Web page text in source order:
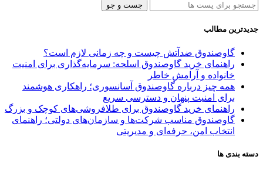
جست و جو
جدیدترین مطالب
گاوصندوق ضدآتش چیست و چه زمانی لازم است؟
راهنمای خرید گاوصندوق اسلحه: سرمایه‌گذاری برای امنیت
خانواده و آرامش خاطر
همه چیز درباره گاوصندوق آسانسوری؛ راهکاری هوشمند
برای امنیت پنهان و دسترسی سریع
راهنمای خرید گاوصندوق برای طلافروشی‌های کوچک و بزرگ
گاوصندوق مناسب شرکت‌ها و سازمان‌های دولتی؛ راهنمای
انتخاب امن، حرفه‌ای و مدیریتی
دسته بندی ها